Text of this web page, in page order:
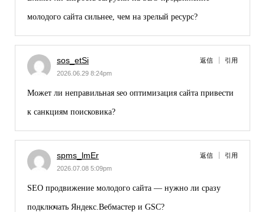
молодого сайта сильнее, чем на зрелый ресурс?
sos_etSi
2026.06.29 8:24pm
返信 引用
Может ли неправильная seo оптимизация сайта привести
к санкциям поисковика?
spms_lmEr
2026.07.08 5:09pm
返信 引用
SEO продвижение молодого сайта — нужно ли сразу
подключать Яндекс.Вебмастер и GSC?